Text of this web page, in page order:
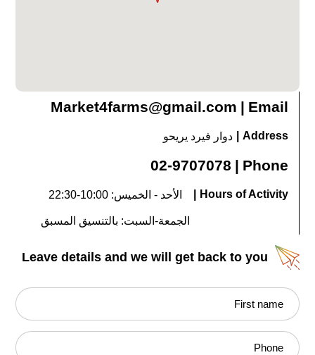
Email
|
Market4farms@gmail.com
Address دوار فيرد يريحو
Phone
|
02-9707078
Hours of Activity الأحد - الخميس: 10:00-22:30
الجمعة-السبت: بالتنسيق المسبق
Leave details and we will get back to you
First name
Phone